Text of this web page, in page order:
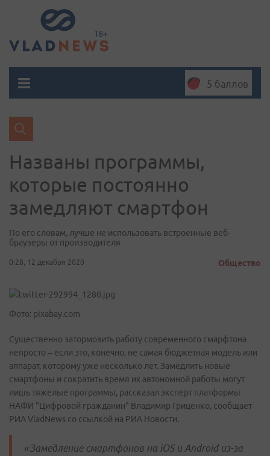
5 баллов
Названы программы,
которые постоянно
замедляют смартфон
По его словам, лучше не использовать встроенные веб-
браузеры от производителя
0:28, 12 декабря 2020 Общество
Фото: pixabay.com
Существенно затормозить работу современного смарфтона
непросто – если это, конечно, не самая бюджетная модель или
аппарат, которому уже несколько лет. Замедлить новые
смартфоны и сократить время их автономной работы могут
лишь тяжелые программы, рассказал эксперт платформы
НАФИ "Цифровой гражданин" Владимир Гриценко, сообщает
РИА VladNews со ссылкой на РИА Новости.
«Замедление смартфонов на iOS и Android из-за